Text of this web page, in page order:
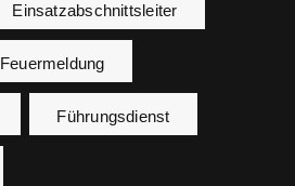
Einsatzabschnittsleiter
Feuermeldung
Führungsdienst